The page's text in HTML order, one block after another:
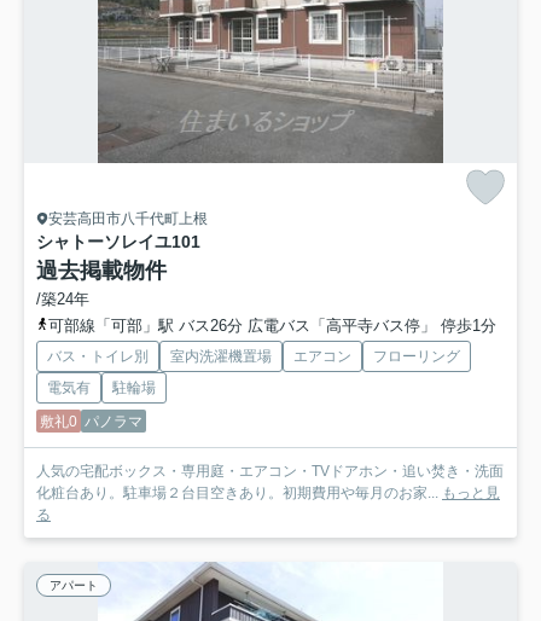
安芸高田市八千代町上根
シャトーソレイユ101
過去掲載物件
/築24年
可部線「可部」駅 バス26分 広電バス「高平寺バス停」 停歩1分
バス・トイレ別 室内洗濯機置場 エアコン
フローリング
電気有
駐輪場
敷礼0 パノラマ
人気の宅配ボックス・専用庭・エアコン・TVドアホン・追い焚き・洗面
化粧台あり。駐車場２台目空きあり。初期費用や毎月のお家... もっと見
る
アパート